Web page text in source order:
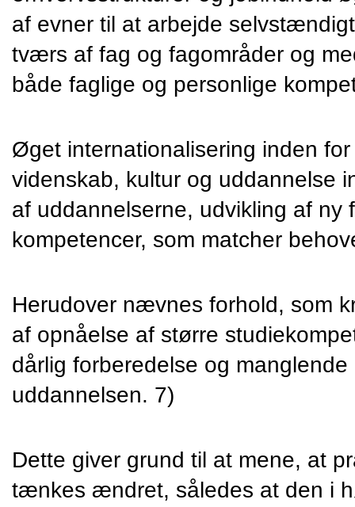
af evner til at arbejde
tværs af fag og fagområder og
både faglige og personlige
Øget internationalisering inden
videnskab, kultur og uddannelse
af uddannelserne, udvikling af ny
kompetencer, som matcher
Herudover nævnes forhold, som
af opnåelse af større
dårlig forberedelse og
uddannelsen. 7)
Dette giver grund til at mene, at
tænkes ændret, således at den i